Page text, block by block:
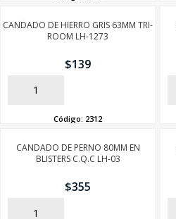
CANDADO DE HIERRO GRIS 63MM TRI-
ROOM LH-1273
$139
AÑADIR
Código: 2312
CANDADO DE PERNO 80MM EN
BLISTERS C.Q.C LH-03
$355
AÑADIR